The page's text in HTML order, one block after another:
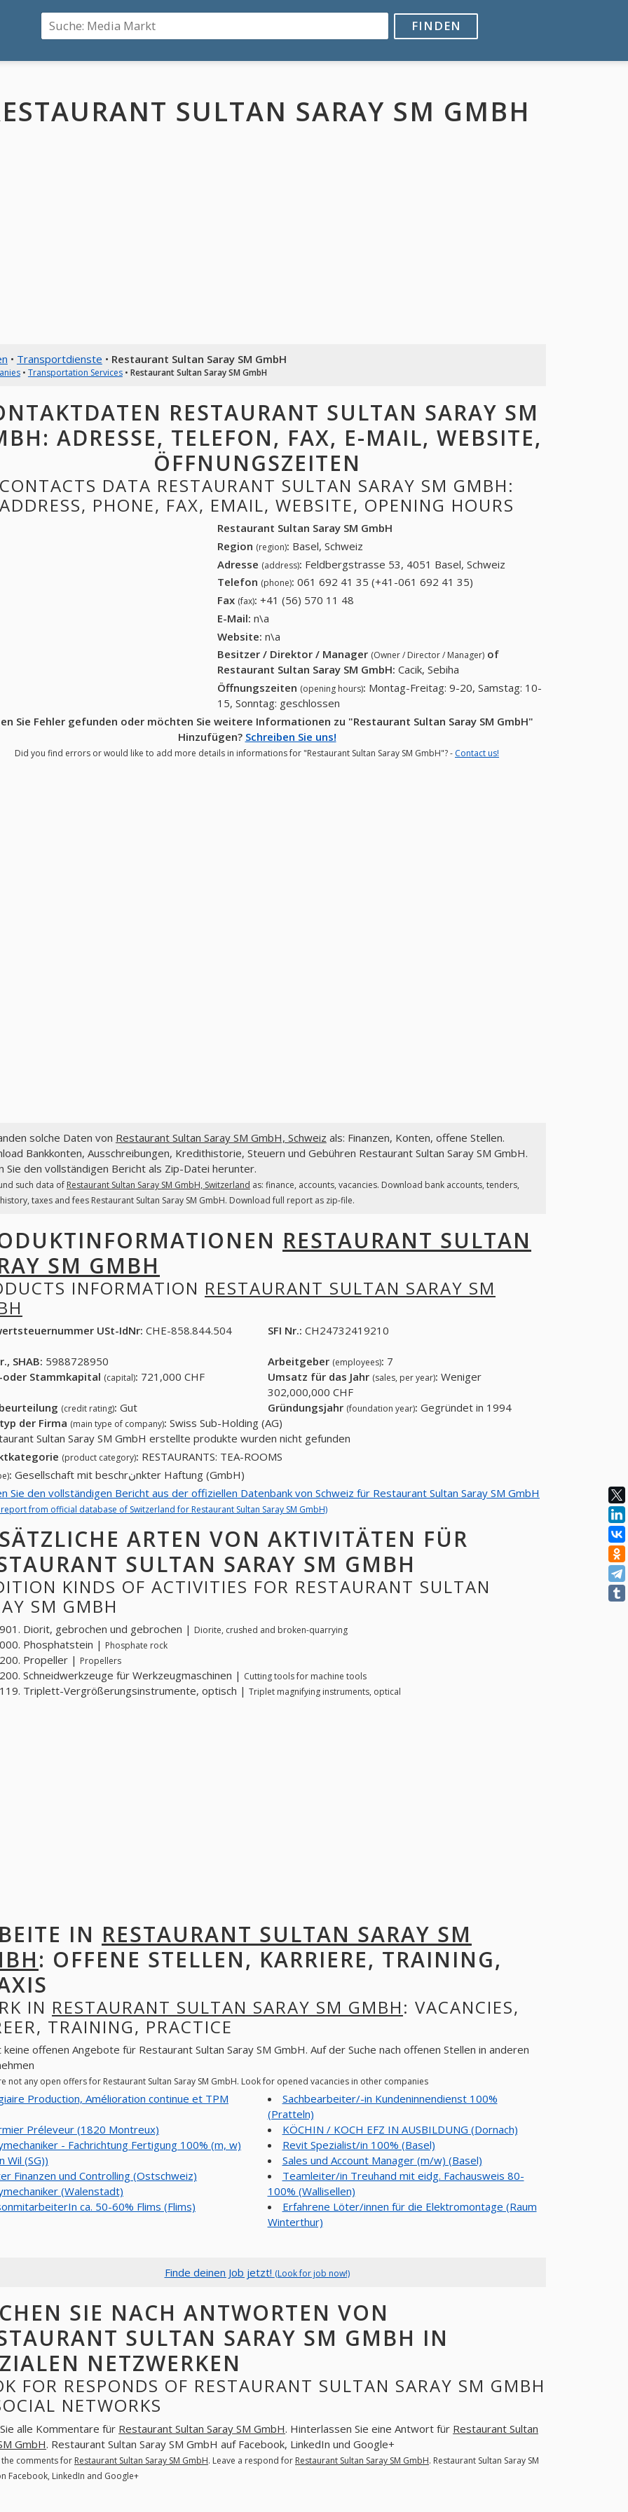
FINDEN
SULTAN SARAY SM GMBH
• Transportdienste • Restaurant Sultan Saray SM GmbH
• Transportation Services• Restaurant Sultan Saray SM GmbH
RESTAURANT SULTAN SARAY SM
ADRESSE, TELEFON, FAX, E-MAIL, WEBSITE,
ÖFFNUNGSZEITEN
CONTACTS DATA RESTAURANT SULTAN SARAY SM GMBH:
ADDRESS, PHONE, FAX, EMAIL, WEBSITE, OPENING HOURS
Restaurant Sultan Saray SM GmbH
Region (region): Basel, Schweiz
Adresse (address): Feldbergstrasse 53, 4051 Basel, Schweiz
Telefon (phone): 061 692 41 35 (+41-061 692 41 35)
Fax (fax): +41 (56) 570 11 48
E-Mail: n\a
Website: n\a
Besitzer / Direktor / Manager (Owner / Director / Manager) of
Restaurant Sultan Saray SM GmbH: Cacik, Sebiha
Öffnungszeiten (opening hours): Montag-Freitag: 9-20, Samstag: 10-
15, Sonntag: geschlossen
Sie Fehler gefunden oder möchten Sie weitere Informationen zu "Restaurant Sultan Saray SM GmbH"
Hinzufügen? Schreiben Sie uns!
Did you find errors or would like to add more details in informations for "Restaurant Sultan Saray SM GmbH"? - Contact us!
solche Daten von Restaurant Sultan Saray SM GmbH, Schweiz als: Finanzen, Konten, offene Stellen.
Bankkonten, Ausschreibungen, Kredithistorie, Steuern und Gebühren Restaurant Sultan Saray SM GmbH.
Sie den vollständigen Bericht als Zip-Datei herunter.
such data of Restaurant Sultan Saray SM GmbH, Switzerland as: finance, accounts, vacancies. Download bank accounts, tenders,
taxes and fees Restaurant Sultan Saray SM GmbH. Download full report as zip-file.
RESTAURANT SULTAN
SM GMBH
INFORMATION RESTAURANT SULTAN SARAY SM
USt-IdNr: CHE-858.844.504 SFI Nr.: CH24732419210
SHAB: 5988728950 Arbeitgeber (employees): 7
oder Stammkapital (capital): 721,000 CHF Umsatz für das Jahr (sales, per year): Weniger
302,000,000 CHF
(credit rating): Gut Gründungsjahr (foundation year): Gegründet in 1994
der Firma (main type of company): Swiss Sub-Holding (AG)
Sultan Saray SM GmbH erstellte produkte wurden nicht gefunden
(product category): RESTAURANTS: TEA-ROOMS
:
Gesellschaft mit beschrنnkter Haftung (GmbH)
Sie den vollständigen Bericht aus der offiziellen Datenbank von Schweiz für Restaurant Sultan Saray SM GmbH
from official database of Switzerland for Restaurant Sultan Saray SM GmbH)
ARTEN VON AKTIVITÄTEN FÜR
SULTAN SARAY SM GMBH
KINDS OF ACTIVITIES FOR RESTAURANT SULTAN
SM GMBH
Diorit, gebrochen und gebrochen | Diorite, crushed and broken-quarrying
Phosphatstein | Phosphate rock
Propeller | Propellers
Schneidwerkzeuge für Werkzeugmaschinen | Cutting tools for machine tools
Triplett-Vergrößerungsinstrumente, optisch | Triplet magnifying instruments, optical
IN RESTAURANT SULTAN SARAY SM
: OFFENE STELLEN, KARRIERE, TRAINING,
IN RESTAURANT SULTAN SARAY SM GMBH: VACANCIES,
TRAINING, PRACTICE
keine offenen Angebote für Restaurant Sultan Saray SM GmbH. Auf der Suche nach offenen Stellen in anderen
not any open offers for Restaurant Sultan Saray SM GmbH. Look for opened vacancies in other companies
Production, Amélioration continue et TPM
Préleveur (1820 Montreux)
- Fachrichtung Fertigung 100% (m, w)
Wil (SG))
Finanzen und Controlling (Ostschweiz)
(Walenstadt)
ca. 50-60% Flims (Flims)
Sachbearbeiter/-in Kundeninnendienst 100%
(Pratteln)
KÖCHIN / KOCH EFZ IN AUSBILDUNG (Dornach)
Revit Spezialist/in 100% (Basel)
Sales und Account Manager (m/w) (Basel)
Teamleiter/in Treuhand mit eidg. Fachausweis 80-
100% (Wallisellen)
Erfahrene Löter/innen für die Elektromontage (Raum
Winterthur)
Finde deinen Job jetzt! (Look for job now!)
SIE NACH ANTWORTEN VON
SULTAN SARAY SM GMBH IN
NETZWERKEN
FOR RESPONDS OF RESTAURANT SULTAN SARAY SM GMBH
NETWORKS
alle Kommentare für Restaurant Sultan Saray SM GmbH. Hinterlassen Sie eine Antwort für Restaurant Sultan
GmbH. Restaurant Sultan Saray SM GmbH auf Facebook, LinkedIn und Google+
the comments for Restaurant Sultan Saray SM GmbH. Leave a respond for Restaurant Sultan Saray SM GmbH. Restaurant Sultan Saray SM
Facebook, LinkedIn and Google+